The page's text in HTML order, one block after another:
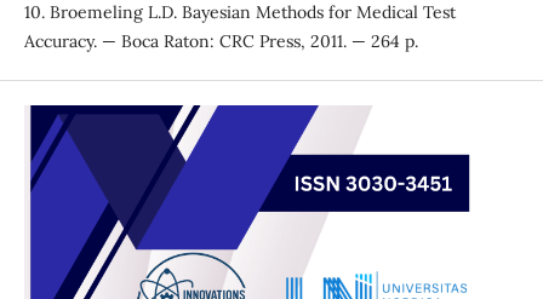
10. Broemeling L.D. Bayesian Methods for Medical Test
Accuracy. — Boca Raton: CRC Press, 2011. — 264 p.